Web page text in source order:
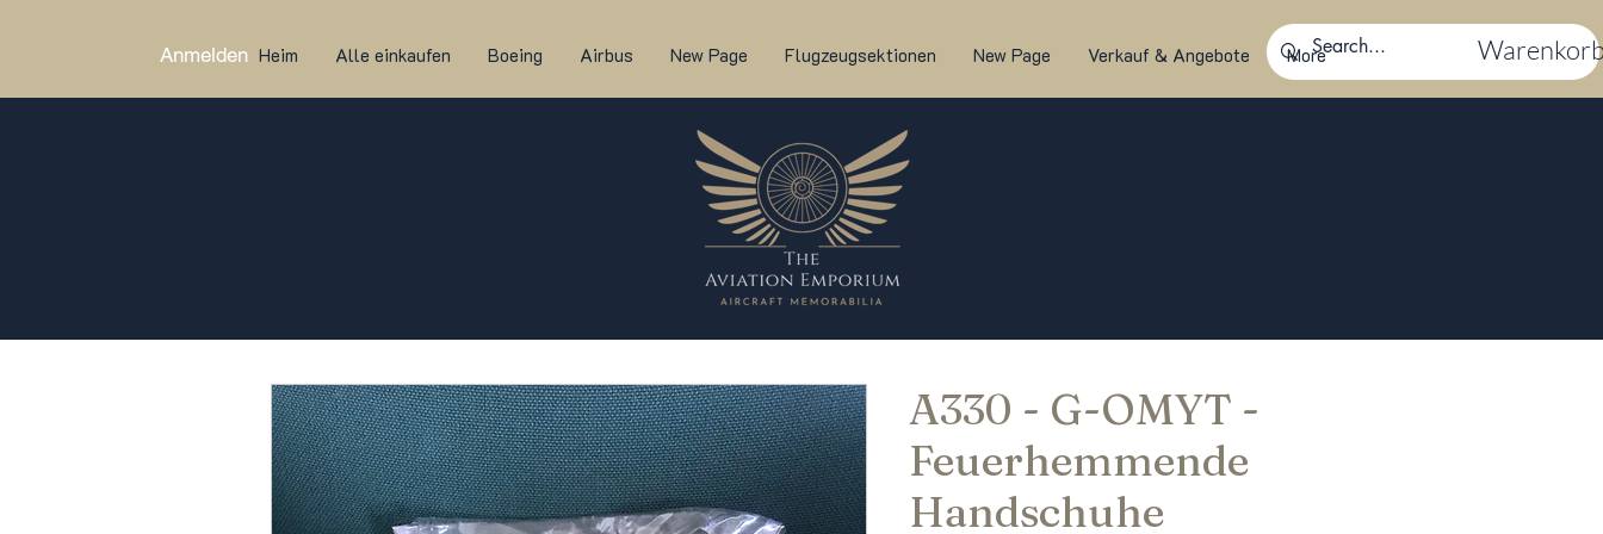
Anmelden Heim Alle einkaufen Boeing Airbus New Page Flugzeugsektionen New Page Verkauf & Angebote More
A330 - G-OMYT -
Feuerhemmende
Handschuhe